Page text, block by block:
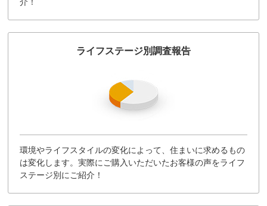
介！
ライフステージ別調査報告
環境やライフスタイルの変化によって、住まいに求めるもの
は変化します。実際にご購入いただいたお客様の声をライフ
ステージ別にご紹介！